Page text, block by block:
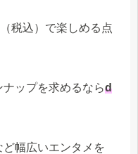
税込）で楽しめる点
ップを求めるならd
幅広いエンタメを